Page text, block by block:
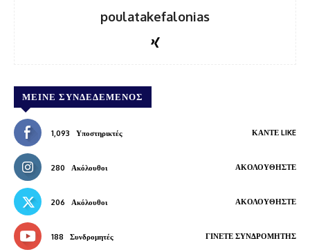
poulatakefalonias
ΜΕΊΝΕ ΣΥΝΔΕΔΕΜΈΝΟΣ
1,093 Υποστηρικτές ΚΆΝΤΕ LIKE
280 Ακόλουθοι ΑΚΟΛΟΥΘΉΣΤΕ
206 Ακόλουθοι ΑΚΟΛΟΥΘΉΣΤΕ
188 Συνδρομητές ΓΊΝΕΤΕ ΣΥΝΔΡΟΜΗΤΉΣ